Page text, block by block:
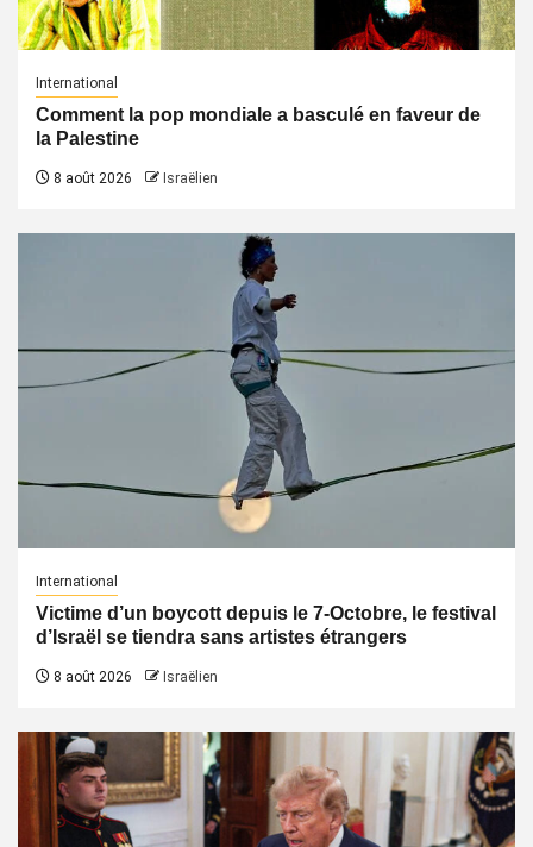
International
Comment la pop mondiale a basculé en faveur de
la Palestine
8 août 2026 Israëlien
International
Victime d’un boycott depuis le 7-Octobre, le festival
d’Israël se tiendra sans artistes étrangers
8 août 2026 Israëlien